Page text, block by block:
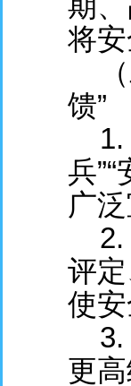
将
（
馈”
1.
兵
广
2.
评
使
3.
更